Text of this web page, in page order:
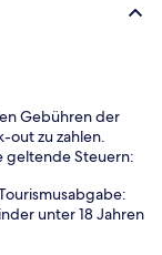
Gebühren der
out zu zahlen.
geltende Steuern:
unter 18 Jahren